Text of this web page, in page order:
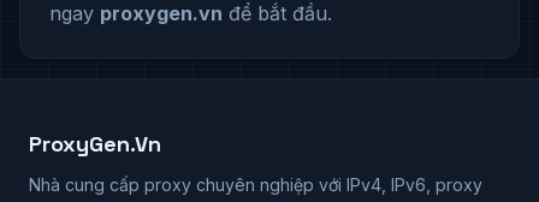
ngay proxygen.vn để bắt đầu.
ProxyGen.Vn
Nhà cung cấp proxy chuyên nghiệp với IPv4, IPv6, proxy